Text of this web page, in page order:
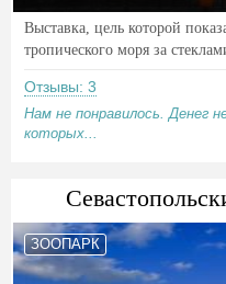
Выставка, цель которой
тропического моря за
Отзывы: 3
Нам не понравилось. Денег
которых...
ЗООПАРК